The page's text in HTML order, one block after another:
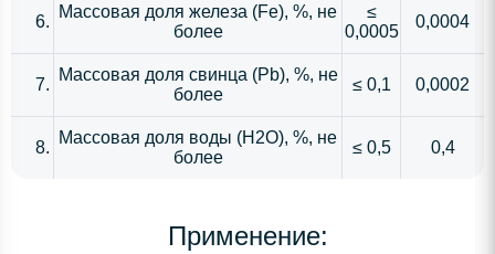
6.
Массовая доля железа (Fe), %, не
более
≤
0,0005
0,0004
7.
Массовая доля свинца (Pb), %, не
более
≤ 0,1 0,0002
8.
Массовая доля воды (H2O), %, не
более
≤ 0,5 0,4
Применение: